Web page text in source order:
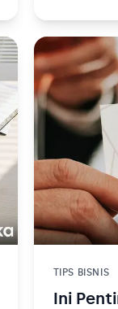
maksimal
dengan
langkah
baik.
TIPS BISNIS
Ini